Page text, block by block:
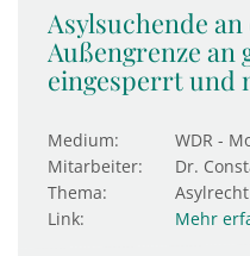
Asylsuchende
Außengrenze an
eingesperrt und
Medium:
WDR -
Mitarbeiter:
Dr.
Thema:
Asylrecht
Link:
Mehr